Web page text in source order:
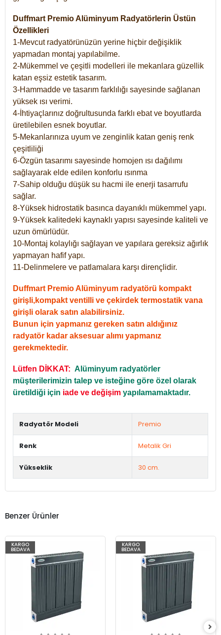
Duffmart Premio Alüminyum Radyatörlerin Üstün
Özellikleri
1-Mevcut radyatörünüzün yerine hiçbir değişiklik
yapmadan montaj yapılabilme.
2-Mükemmel ve çeşitli modelleri ile mekanlara güzellik
katan eşsiz estetik tasarım.
3-Hammadde ve tasarım farklılığı sayesinde sağlanan
yüksek ısı verimi.
4-İhtiyaçlarınız doğrultusunda farklı ebat ve boyutlarda
üretilebilen esnek boyutlar.
5-Mekanlarınıza uyum ve zenginlik katan geniş renk
çeşitliliği
6-Özgün tasarımı sayesinde homojen ısı dağılımı
sağlayarak elde edilen konforlu ısınma
7-Sahip olduğu düşük su hacmi ile enerji tasarrufu
sağlar.
8-Yüksek hidrostatik basınca dayanıklı mükemmel yapı.
9-Yüksek kalitedeki kaynaklı yapısı sayesinde kaliteli ve
uzun ömürlüdür.
10-Montaj kolaylığı sağlayan ve yapılara gereksiz ağırlık
yapmayan hafif yapı.
11-Delinmelere ve patlamalara karşı dirençlidir.
Duffmart Premio Alüminyum radyatörü kompakt
girişli,kompakt ventilli ve çekirdek termostatik vana
girişli olarak satın alabilirsiniz.
Bunun için yapmanız gereken satın aldığınız
radyatör kadar aksesuar alımı yapmanız
gerekmektedir.
Lütfen DİKKAT: Alüminyum radyatörler
müşterilerimizin talep ve isteğine göre özel olarak
üretildiği için iade ve değişim yapılamamaktadır.
Radyatör Modeli Premio
Renk Metalik Gri
Yükseklik 30 cm.
Benzer Ürünler
KARGO
BEDAVA
KARGO
BEDAVA